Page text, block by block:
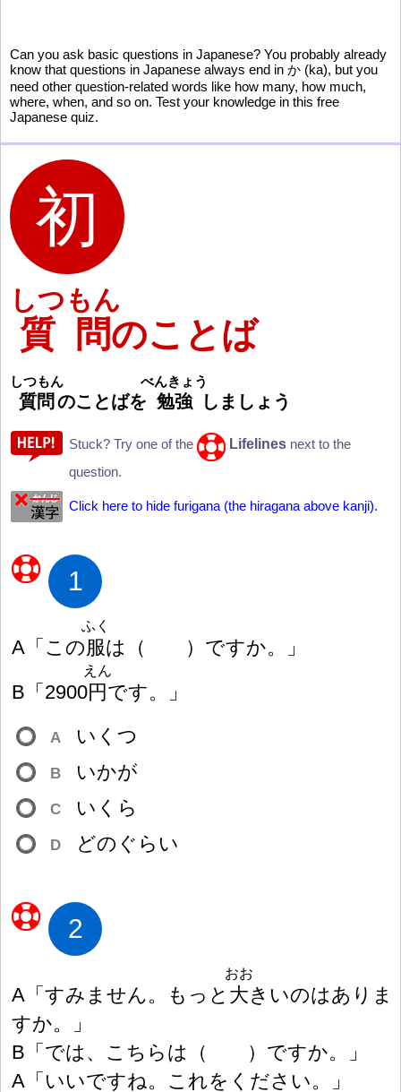
Can you ask basic questions in Japanese? You probably already
know that questions in Japanese always end in か (ka), but you
need other question-related words like how many, how much,
where, when, and so on. Test your knowledge in this free
Japanese quiz.
質問
しつもん
のことば
質問
しつもん
のことばを 勉強
べんきょう
しましょう
Stuck? Try one of the Lifelines next to the
question.
Click here to hide furigana (the hiragana above kanji).
1
A「この服
ふく
は （ ） ですか。」
B「2900円
えん
です。」
A いくつ
B いかが
C いくら
D どのぐらい
2
A「すみません。もっと 大
おお
きいのはありま
すか。」
B「では、こちらは
（ ） ですか。」
A「いいですね。これをください。」